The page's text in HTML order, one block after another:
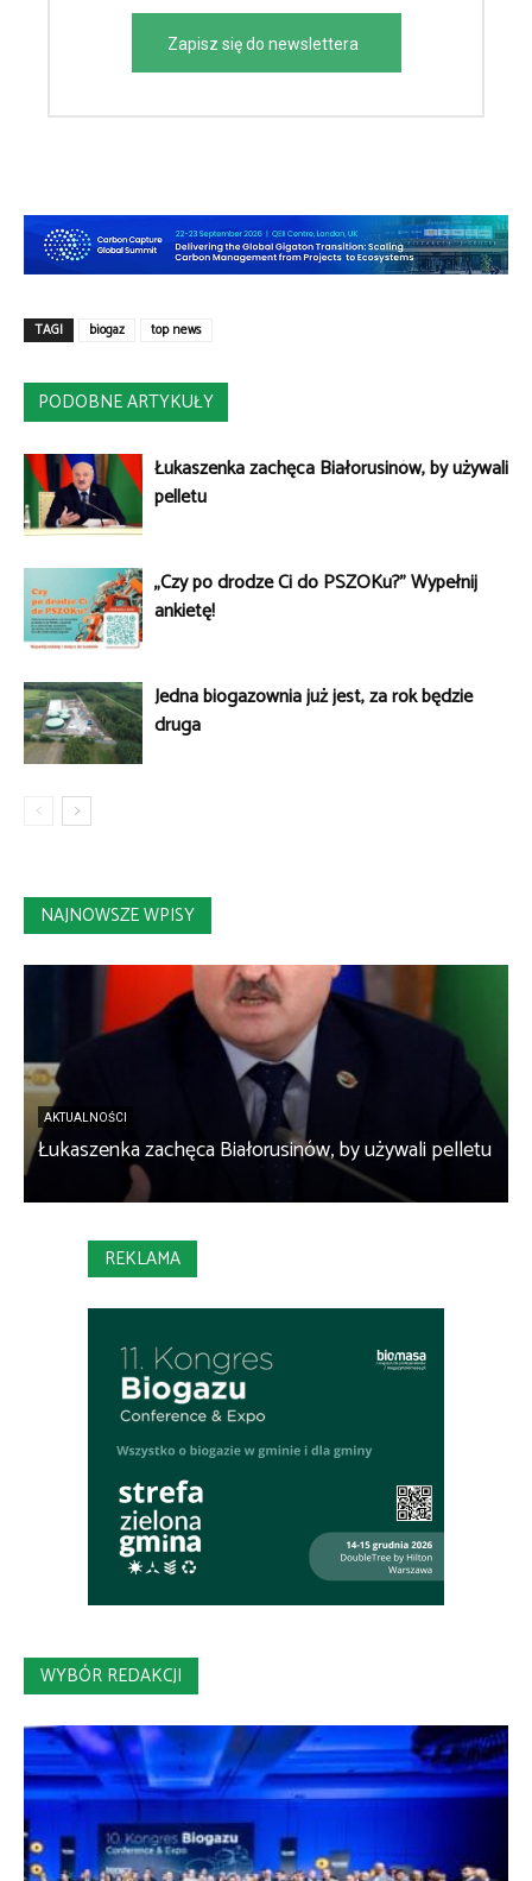
Zapisz się do newslettera
TAGI biogaz top news
PODOBNE ARTYKUŁY
Łukaszenka zachęca Białorusinów, by używali
pelletu
„Czy po drodze Ci do PSZOKu?” Wypełnij
ankietę!
Jedna biogazownia już jest, za rok będzie
druga
NAJNOWSZE WPISY
AKTUALNOŚCI
Łukaszenka zachęca Białorusinów, by używali pelletu
REKLAMA
WYBÓR REDAKCJI